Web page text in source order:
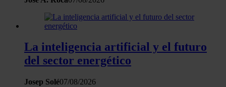
La inteligencia artificial y el futuro
del sector energético
Josep Solé07/08/2026